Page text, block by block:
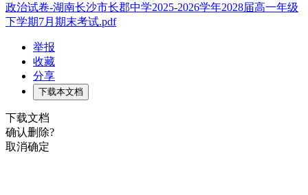
政治试卷-湖南长沙市长郡中学2025-2026学年2028届高一年级
下学期7月期末考试.pdf
举报
收藏
分享
下载本文档
下载文档
确认删除?
取消确定